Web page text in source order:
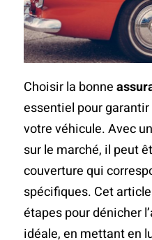
Choisir la bonne
essentiel pour
votre véhicule. Avec
sur le marché, il peut
couverture qui
spécifiques. Cet
étapes pour dénicher
idéale, en mettant en